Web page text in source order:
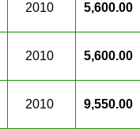
2010 5,600.00
2010 5,600.00
2010 9,550.00